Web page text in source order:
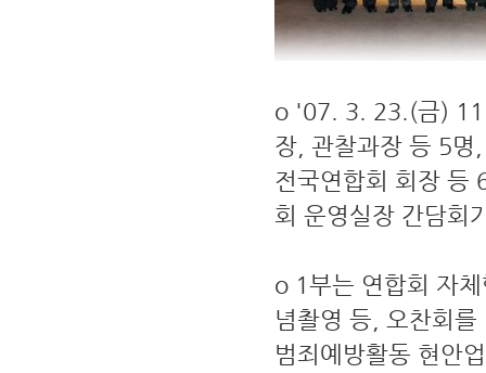
o '07. 3. 23.(금)
장, 관찰과장 등 5명
전국연합회 회장 등
회 운영실장 간담회
o 1부는 연합회 자
념촬영 등, 오찬회
범죄예방활동 현안